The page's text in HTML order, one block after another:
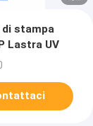
di stampa
Lastra UV